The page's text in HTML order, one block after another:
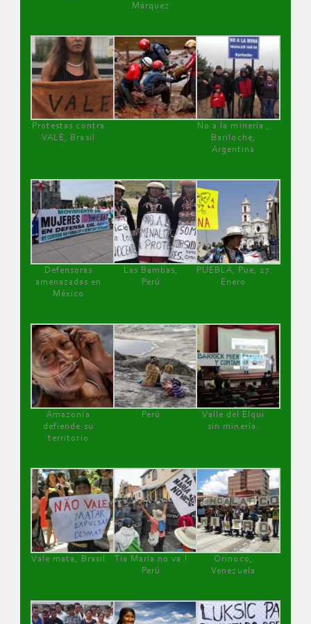
Márquez
Protestas contra
VALE, Brasil
No a la minería ,
Bariloche,
Argentina
Defensoras
amenazadas en
México
Las Bambas,
Perú
PUEBLA, Pue, 27
Enero
Amazonía
defiende su
territorio
Perú
Valle del Elqui
sin minería.
Vale mata, Brasil
Tía María no va !
Perú
Orinoco,
Venezuela